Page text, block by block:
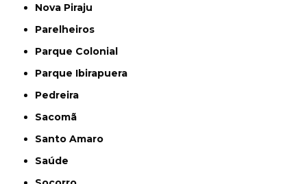
Nova Piraju
Parelheiros
Parque Colonial
Parque Ibirapuera
Pedreira
Sacomã
Santo Amaro
Saúde